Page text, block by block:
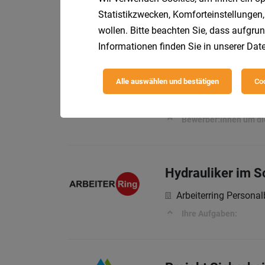
Red Bull Ring -
Dein Job am Red Bull
Eine Planstelle
Bewerber:innen um
Hydrauliker im
Arbeiterring
Ihre Aufgaben:
Statistikzwecken,
wollen. Bitte beachten Sie, dass
Informationen finden Sie in unserer
Alle auswählen und bestätigen